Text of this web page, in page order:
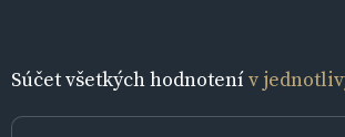
Súčet všetkých hodnotenív